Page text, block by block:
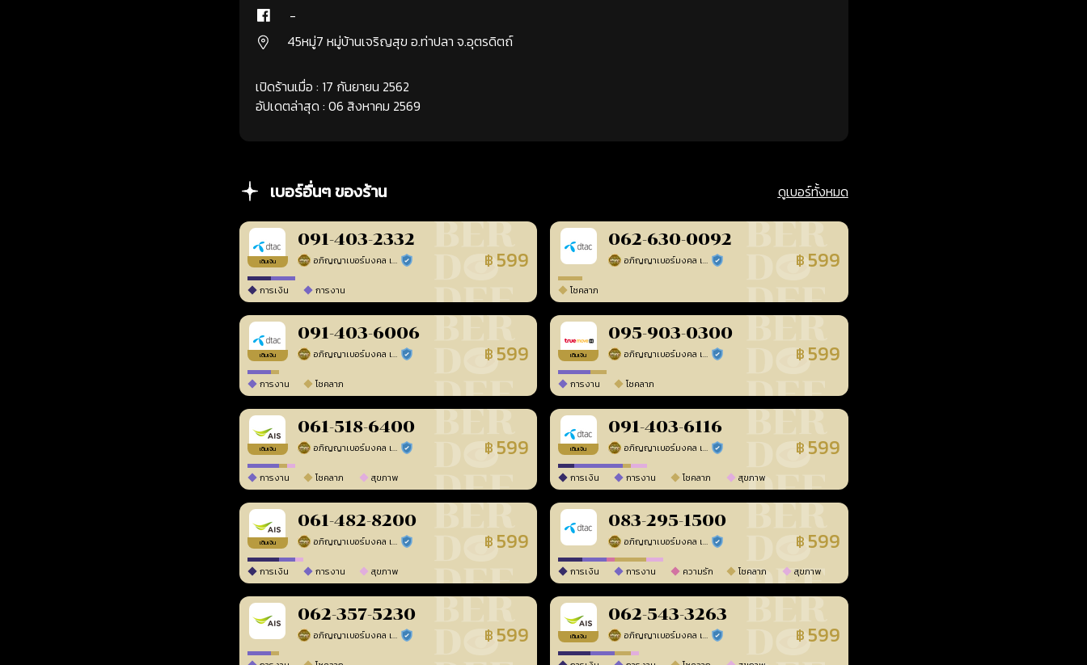
-
45หมู่7 หมู่บ้านเจริญสุข อ.ท่าปลา จ.อุตรดิตถ์
เปิดร้านเมื่อ : 17 กันยายน 2562
อัปเดตล่าสุด : 06 สิงหาคม 2569
เบอร์อื่นๆ ของร้าน ดูเบอร์ทั้งหมด
เติมเงิน
091-403-2332
อภิญญาเบอร์มงคล เบอร์สวยเลขศาสตร์ ร้านยืนยันแล้ว ฿ 599
การเงิน การงาน
062-630-0092
อภิญญาเบอร์มงคล เบอร์สวยเลขศาสตร์ ร้านยืนยันแล้ว ฿ 599
โชคลาภ
เติมเงิน
091-403-6006
อภิญญาเบอร์มงคล เบอร์สวยเลขศาสตร์ ร้านยืนยันแล้ว ฿ 599
การงาน โชคลาภ
เติมเงิน
095-903-0300
อภิญญาเบอร์มงคล เบอร์สวยเลขศาสตร์ ร้านยืนยันแล้ว ฿ 599
การงาน โชคลาภ
เติมเงิน
061-518-6400
อภิญญาเบอร์มงคล เบอร์สวยเลขศาสตร์ ร้านยืนยันแล้ว ฿ 599
การงาน โชคลาภ สุขภาพ
เติมเงิน
091-403-6116
อภิญญาเบอร์มงคล เบอร์สวยเลขศาสตร์ ร้านยืนยันแล้ว ฿ 599
การเงิน การงาน โชคลาภ สุขภาพ
เติมเงิน
061-482-8200
อภิญญาเบอร์มงคล เบอร์สวยเลขศาสตร์ ร้านยืนยันแล้ว ฿ 599
การเงิน การงาน สุขภาพ
083-295-1500
อภิญญาเบอร์มงคล เบอร์สวยเลขศาสตร์ ร้านยืนยันแล้ว ฿ 599
การเงิน การงาน ความรัก โชคลาภ สุขภาพ
062-357-5230
อภิญญาเบอร์มงคล เบอร์สวยเลขศาสตร์ ร้านยืนยันแล้ว ฿ 599 เติมเงิน
062-543-3263
อภิญญาเบอร์มงคล เบอร์สวยเลขศาสตร์ ร้านยืนยันแล้ว ฿ 599